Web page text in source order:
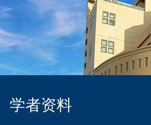
学者资料